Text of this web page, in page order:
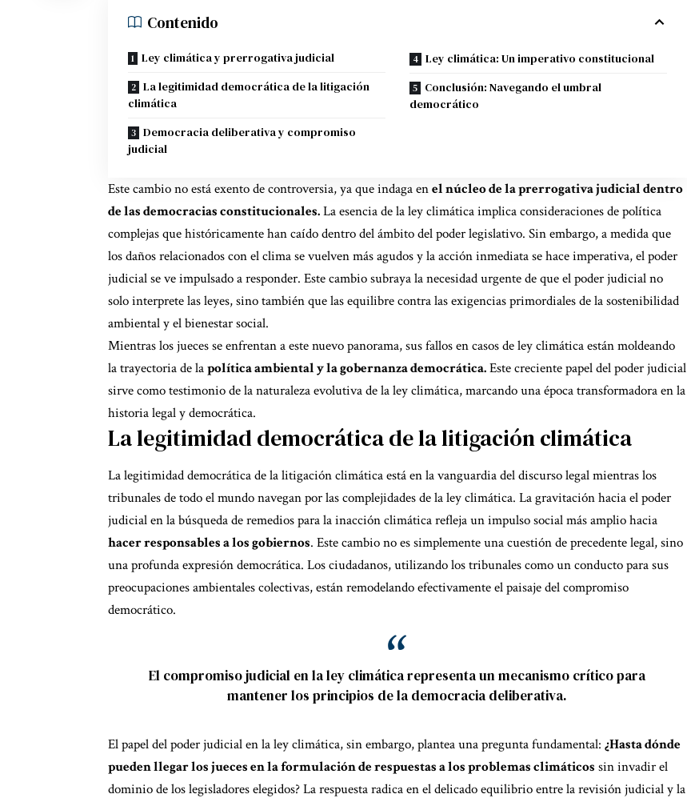
Contenido
Ley climática y prerrogativa judicial
La legitimidad democrática de la litigación
climática
Democracia deliberativa y compromiso
judicial
Ley climática: Un imperativo constitucional
Conclusión: Navegando el umbral
democrático
Este cambio no está exento de controversia, ya que indaga enel núcleo de la prerrogativa judicial dentro
de las democracias constitucionales.La esencia de la ley climática implica consideraciones de política
complejas que históricamente han caído dentro del ámbito del poder legislativo. Sin embargo, a medida que
los daños relacionados con el clima se vuelven más agudos y la acción inmediata se hace imperativa, el poder
judicial se ve impulsado a responder. Este cambio subraya la necesidad urgente de que el poder judicial no
solo interprete las leyes, sino también que las equilibre contra las exigencias primordiales de la sostenibilidad
ambiental y el bienestar social.
Mientras los jueces se enfrentan a este nuevo panorama, sus fallos en casos de ley climática están moldeando
la trayectoria de lapolítica ambiental y la gobernanza democrática.Este creciente papel del poder judicial
sirve como testimonio de la naturaleza evolutiva de la ley climática, marcando una época transformadora en la
historia legal y democrática.
La legitimidad democrática de la litigación climática
La legitimidad democrática de la litigación climática está en la vanguardia del discurso legal mientras los
tribunales de todo el mundo navegan por las complejidades de la ley climática. La gravitación hacia el poder
judicial en la búsqueda de remedios para la inacción climática refleja un impulso social más amplio hacia
hacer responsables a los gobiernos. Este cambio no es simplemente una cuestión de precedente legal, sino
una profunda expresión democrática. Los ciudadanos, utilizando los tribunales como un conducto para sus
preocupaciones ambientales colectivas, están remodelando efectivamente el paisaje del compromiso
democrático.
El compromiso judicial en la ley climática representa un mecanismo crítico para
mantener los principios de la democracia deliberativa.
El papel del poder judicial en la ley climática, sin embargo, plantea una pregunta fundamental: ¿Hasta dónde
pueden llegar los jueces en la formulación de respuestas a los problemas climáticos sin invadir el
dominio de los legisladores elegidos? La respuesta radica en el delicado equilibrio entre la revisión judicial y la